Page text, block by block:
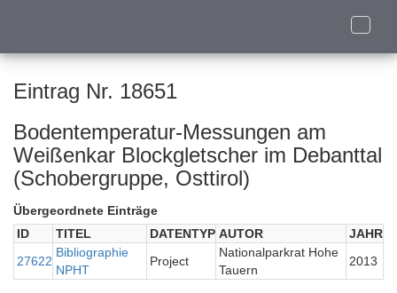
Toggle
Eintrag Nr. 18651
Bodentemperatur-Messungen am
Weißenkar Blockgletscher im Debanttal
(Schobergruppe, Osttirol)
Übergeordnete Einträge
ID
TITEL DATENTYP AUTOR
JAHR
27622
Bibliographie
NPHT
Project
Nationalparkrat Hohe
Tauern
2013